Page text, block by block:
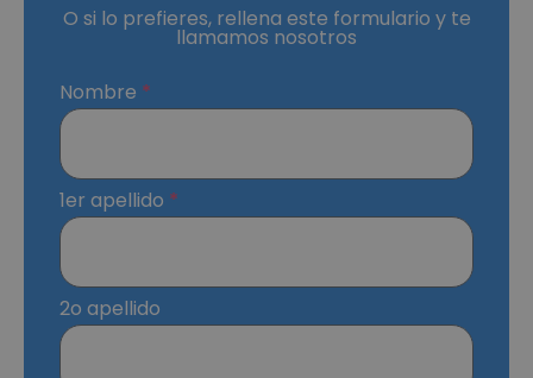
O si lo prefieres, rellena este formulario y te
llamamos nosotros
Nombre
1er apellido
2o apellido